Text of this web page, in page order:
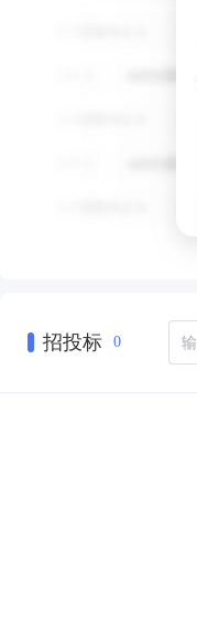
招投标 0